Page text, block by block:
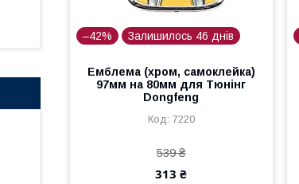
–42% Залишилось 46 днів
Емблема (хром, самоклейка)
97мм на 80мм для Тюнінг
Dongfeng
7220
539 ₴
313 ₴